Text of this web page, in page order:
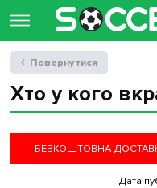
Хто у кого
БЕЗКОШТОВНА
Дата
Повернутися